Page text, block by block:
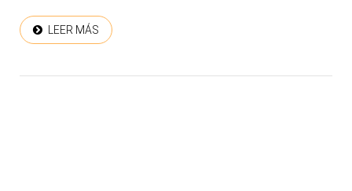
LEER MÁS